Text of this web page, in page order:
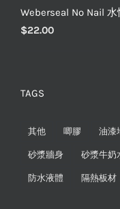
Weberseal No Nail 水
$22.00
TAGS
其他 唧膠 油漆
砂漿牆身 砂漿牛奶
防水液體 隔熱板材